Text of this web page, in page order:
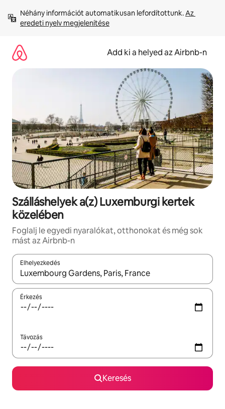
tartalomra
Néhány információt automatikusan lefordítottunk. Az
eredeti nyelv megjelenítése
Add ki a helyed az Airbnb-n
Szálláshelyek a(z) Luxemburgi kertek
közelében
Foglalj le egyedi nyaralókat, otthonokat és még sok
mást az Airbnb-n
Elhelyezkedés
Az eredmények között a felfelé és a lefelé nyíllal
Érkezés
Távozás
Keresés